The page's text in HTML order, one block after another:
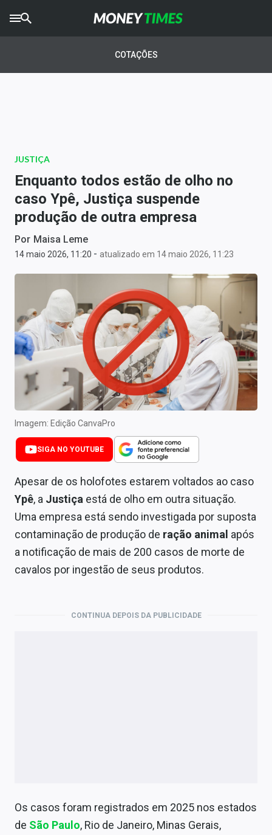
AGROTIMES
Newsletters
Money Trader
Anuncie
Últimas Notícias
Cotações
Comprar ou vender?
Carteiras Recomendadas
Central de Dividendos
Central dos IPOs
Finanças Pessoais
Mercados
Economia
Empresas
Sobre
COTAÇÕES
JUSTIÇA
Enquanto todos estão de olho no
caso Ypê, Justiça suspende
produção de outra empresa
Por Maisa Leme
14 maio 2026, 11:20 - atualizado em 14 maio 2026, 11:23
Imagem: Edição CanvaPro
SIGA NO YOUTUBE
Apesar de os holofotes estarem voltados ao caso
Ypê, a Justiça está de olho em outra situação.
Uma empresa está sendo investigada por suposta
contaminação de produção de ração animal após
a notificação de mais de 200 casos de morte de
cavalos por ingestão de seus produtos.
CONTINUA DEPOIS DA PUBLICIDADE
Os casos foram registrados em 2025 nos estados
de São Paulo, Rio de Janeiro, Minas Gerais,